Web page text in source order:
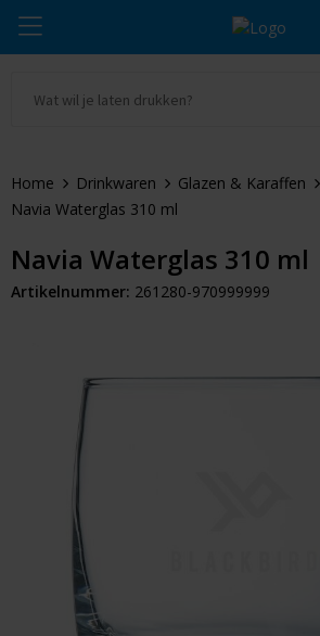
Drinkwaren
Tassen & Reizen
Beurs & Event
Sleutelhangers & Tools
Huis & Lifestyle
Outdoor & Vrije Tijd
Auto & Veiligheid
Alle promosnoepje
Zomer
Kerst
Alle geefmomenten
Thule
Alle merken
Home Drinkwaren Glazen & Karaffen
Navia Waterglas 310 ml
Navia Waterglas 310 ml
Artikelnummer: 261280-970999999